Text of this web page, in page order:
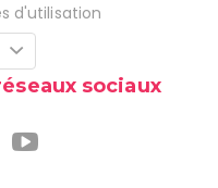
d'utilisation
sociaux